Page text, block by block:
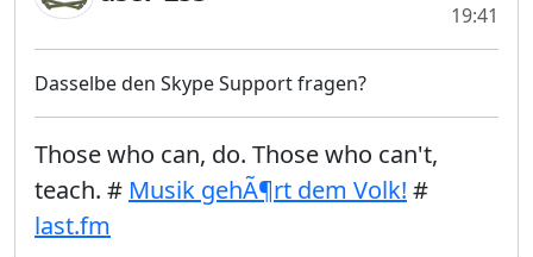
19:41
Dasselbe den Skype Support fragen?
Those who can, do. Those who can't,
teach. # Musik gehÃ¶rt dem Volk! #
last.fm